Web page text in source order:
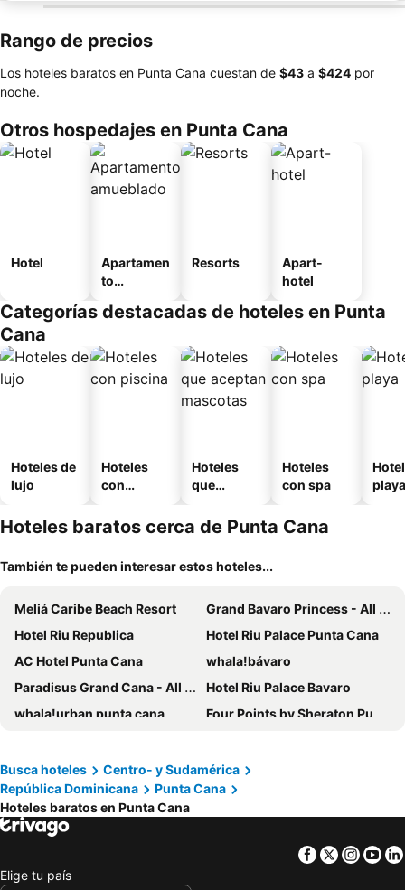
Rango de precios
Los hoteles baratos en Punta Cana cuestan de ‎$43 a ‎$424 por
noche.
Otros hospedajes en Punta Cana
Hotel
Apartamen
to
o
Resorts
Apart-
hotel
Categorías destacadas de hoteles en Punta
Cana
Hoteles de
lujo
Hoteles
con
Hoteles
que
mascotas
Hoteles
con spa
playa
Hoteles baratos cerca de Punta Cana
También te pueden interesar estos hoteles...
Meliá Caribe Beach Resort
Grand Bavaro Princess - All Inclusive
Hotel Riu Republica
Hotel Riu Palace Punta Cana
AC Hotel Punta Cana
whala!bávaro
Paradisus Grand Cana - All Suites
Hotel Riu Palace Bavaro
whala!urban punta cana
Four Points by Sheraton Puntacana
Excellence Punta Cana
Reserva Real By Harper
HM Bavaro Beach
Checkin El Cortecito
Hotel Cortecito Inn Bavaro
Secrets Tides Punta Cana
My Home Hotel Punta Cana
Hotel Las Rosas de Punta Cana
Busca hoteles
Centro- y Sudamérica
República Dominicana
Punta Cana
Hoteles baratos en Punta Cana
Facebook
Twitter
Elige tu país